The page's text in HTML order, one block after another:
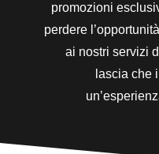
promozioni
perdere
ai nostri servizi
lascia che